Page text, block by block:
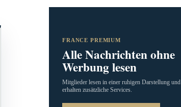
FRANCE PREMIUM
Alle Nachrichten ohne
Werbung lesen
Mitglieder lesen in einer ruhigen Darstellung und
erhalten zusätzliche Services.